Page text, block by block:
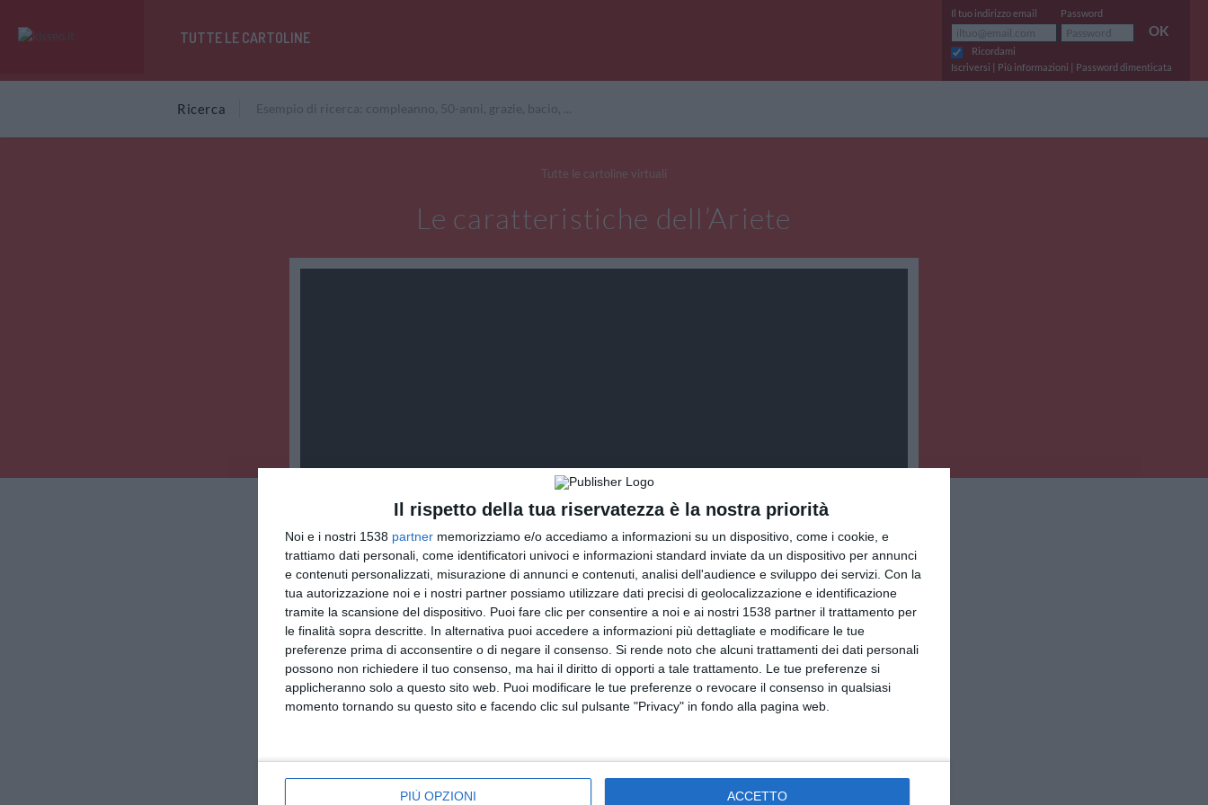
Il rispetto della tua riservatezza è la nostra priorità
Noi e i nostri 1538 partner memorizziamo e/o accediamo a informazioni su un dispositivo, come i cookie, e
trattiamo dati personali, come identificatori univoci e informazioni standard inviate da un dispositivo per annunci
e contenuti personalizzati, misurazione di annunci e contenuti, analisi dell'audience e sviluppo dei servizi. Con la
tua autorizzazione noi e i nostri partner possiamo utilizzare dati precisi di geolocalizzazione e identificazione
tramite la scansione del dispositivo. Puoi fare clic per consentire a noi e ai nostri 1538 partner il trattamento per
le finalità sopra descritte. In alternativa puoi accedere a informazioni più dettagliate e modificare le tue
preferenze prima di acconsentire o di negare il consenso. Si rende noto che alcuni trattamenti dei dati personali
possono non richiedere il tuo consenso, ma hai il diritto di opporti a tale trattamento. Le tue preferenze si
applicheranno solo a questo sito web. Puoi modificare le tue preferenze o revocare il consenso in qualsiasi
momento tornando su questo sito e facendo clic sul pulsante "Privacy" in fondo alla pagina web.
PIÙ OPZIONI ACCETTO
TUTTE LE CARTOLINE
Il tuo indirizzo email Password
OK
Ricordami
Iscriversi | Più informazioni | Password dimenticata
Ricerca
Tutte le cartoline virtuali
Le caratteristiche dell’Ariete
INVIA QUESTA CARTOLINA
via Email(GRATUITO)
CONDIVIDI QUESTA CARTOLINA